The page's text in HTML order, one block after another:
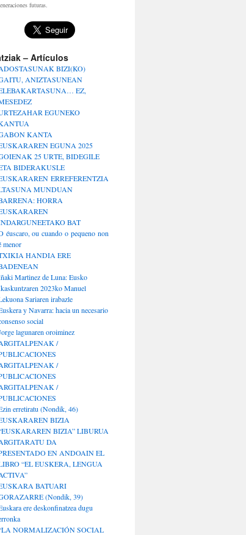
futuras.
– Artículos
BIZI(KO)
ANIZTASUNEAN
EZ,
EGUNEKO
KANTA
EGUNA 2025
25 URTE, BIDEGILE
BIDERAKUSLE
ERREFERENTZIA
MUNDUAN
HORRA
BAT
éuscaro, ou cuando o pequeno non
menor
HANDIA ERE
Martinez de Luna: Eusko
2023ko Manuel
Sariaren irabazle
y Navarra: hacia un necesario
social
lagunaren oroiminez
/
/
/
erretiratu (Nondik, 46)
BIZIA
BIZIA” LIBURUA
DA
EN ANDOAIN EL
“EL EUSKERA, LENGUA
BATUARI
(Nondik, 39)
ere deskonfinatzea dugu
NORMALIZACIÓN SOCIAL